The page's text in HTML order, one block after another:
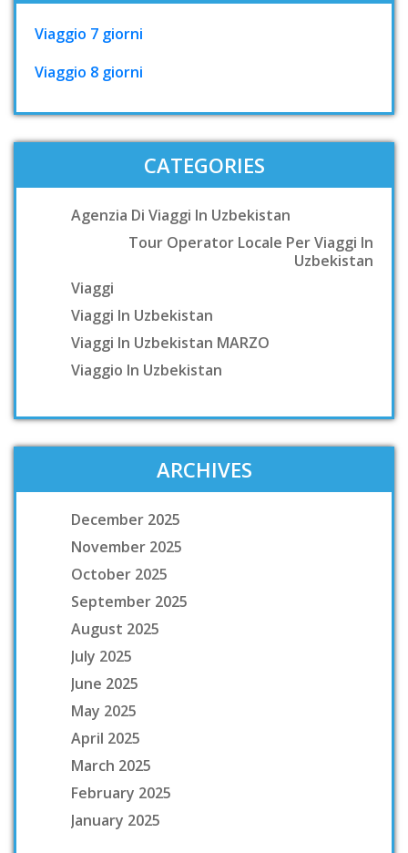
Viaggio 7 giorni
Viaggio 8 giorni
CATEGORIES
Agenzia Di Viaggi In Uzbekistan
Tour Operator Locale Per Viaggi In
Uzbekistan
Viaggi
Viaggi In Uzbekistan
Viaggi In Uzbekistan MARZO
Viaggio In Uzbekistan
ARCHIVES
December 2025
November 2025
October 2025
September 2025
August 2025
July 2025
June 2025
May 2025
April 2025
March 2025
February 2025
January 2025